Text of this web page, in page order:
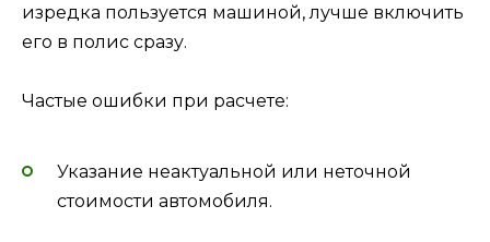
изредка пользуется машиной, лучше включить
его в полис сразу.
Частые ошибки при расчете:
Указание неактуальной или неточной
стоимости автомобиля.